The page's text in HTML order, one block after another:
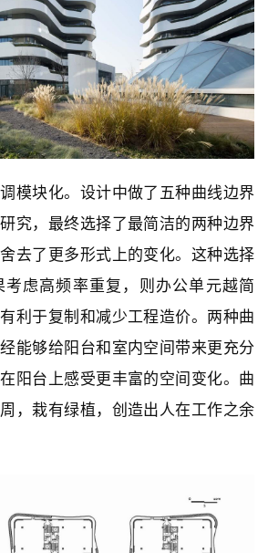
模块化。设计中做了五种曲线边界
究，最终选择了最简洁的两种边界
去了更多形式上的变化。这种选择
考虑高频率重复，则办公单元越简
利于复制和减少工程造价。两种曲
能够给阳台和室内空间带来更充分
阳台上感受更丰富的空间变化。曲
，栽有绿植，创造出人在工作之余